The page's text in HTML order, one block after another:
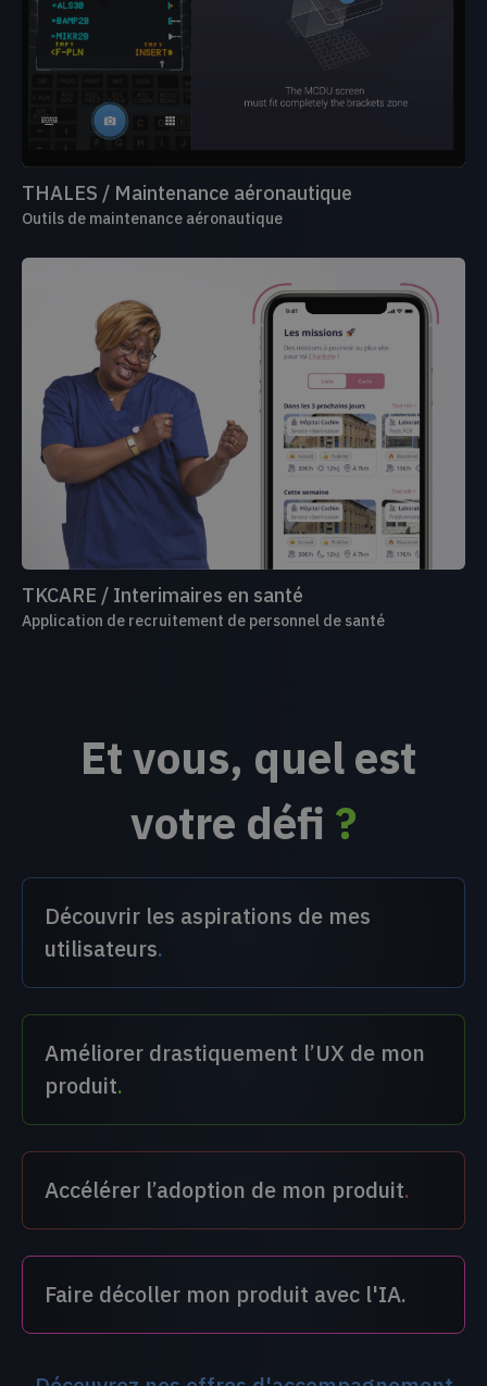
THALES / Maintenance aéronautique
Outils de maintenance aéronautique
TKCARE / Interimaires en santé
Application de recruitement de personnel de santé
Et vous, quel est
votre défi ?
Découvrir les aspirations de mes
utilisateurs.
Améliorer drastiquement l’UX de mon
produit.
Accélérer l’adoption de mon produit.
Faire décoller mon produit avec l'IA.